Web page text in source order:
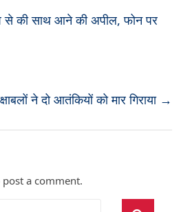
से की साथ आने की अपील, फोन पर
ने दो आतंकियों को मार गिराया →
a comment.